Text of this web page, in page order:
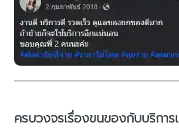
ครบวงจรเรื่องขนของกับบริการ